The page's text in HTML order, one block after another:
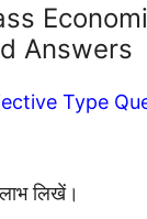
Answers
Type
लिखें।